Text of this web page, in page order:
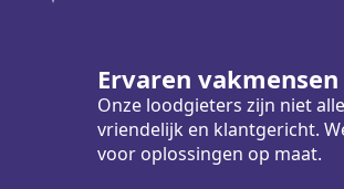
Ervaren vakmensen
Onze loodgieters zijn niet
vriendelijk en klantgericht.
voor oplossingen op maat.